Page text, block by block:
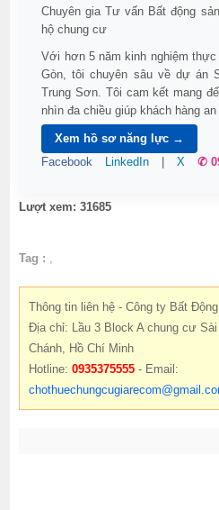
Chuyên gia Tư vấn Bất động
hộ chung cư
Với hơn 5 năm kinh nghiệm
Gòn, tôi chuyên sâu về dự án
Trung Sơn. Tôi cam kết mang
nhìn đa chiều giúp khách hàng
Xem hồ sơ năng lực →
Facebook
LinkedIn X ✆
Lượt xem: 31685
Tag : ,
Thông tin liên hệ - Công ty Bất
Địa chỉ: Lầu 3 Block A chung cư
Chánh, Hồ Chí Minh
Hotline:0935375555 - Email: